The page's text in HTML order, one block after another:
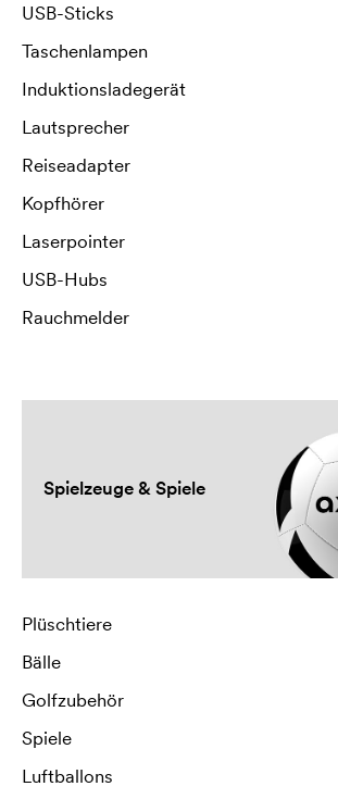
USB-Sticks
Taschenlampen
Induktionsladegerät
Lautsprecher
Reiseadapter
Kopfhörer
Laserpointer
USB-Hubs
Rauchmelder
Spielzeuge & Spiele
Plüschtiere
Bälle
Golfzubehör
Spiele
Luftballons